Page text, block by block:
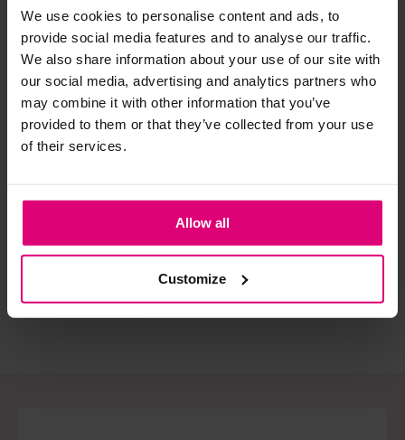
We use cookies to personalise content and ads, to
provide social media features and to analyse our traffic.
We also share information about your use of our site with
our social media, advertising and analytics partners who
may combine it with other information that you’ve
provided to them or that they’ve collected from your use
of their services.
Allow all
Customize
Strijkijzer/droogtrommel:
Kledingstukken met elastine zijn niet bestand tegen de hitte
van het strijkijzer en/of de droogtrommel. Ook in veel
spijkerbroeken is elastine (stretch) verwerkt en mogen dus
niet gestreken worden en/of in de droogtrommel.
Blouse drawstring
€ 49,99
Blouse drawstring
€ 44,99